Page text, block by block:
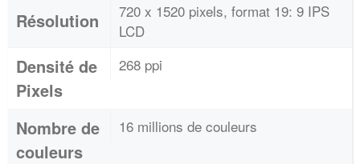
Résolution
720 x 1520 pixels, format 19: 9 IPS
LCD
Densité de
Pixels
268 ppi
Nombre de
couleurs
16 millions de couleurs